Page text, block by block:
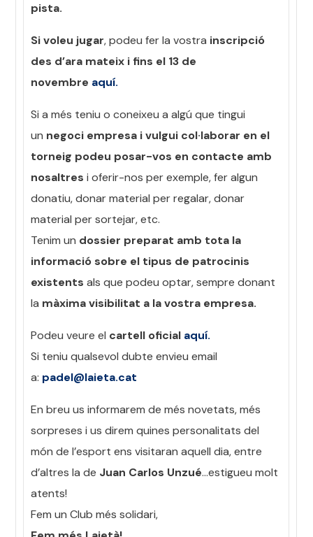
pista.
Si voleu jugar, podeu fer la vostra inscripció
des d’ara mateix i fins el 13 de
novembre aquí.
Si a més teniu o coneixeu a algú que tingui
un negoci empresa i vulgui col·laborar en el
torneig podeu posar-vos en contacte amb
nosaltres i oferir-nos per exemple, fer algun
donatiu, donar material per regalar, donar
material per sortejar, etc.
Tenim un dossier preparat amb tota la
informació sobre el tipus de patrocinis
existents als que podeu optar, sempre donant
la màxima visibilitat a la vostra empresa.
Podeu veure el cartell oficial aquí.
Si teniu qualsevol dubte envieu email
a: padel@laieta.cat
En breu us informarem de més novetats, més
sorpreses i us direm quines personalitats del
món de l’esport ens visitaran aquell dia, entre
d’altres la de Juan Carlos Unzué…estigueu molt
atents!
Fem un Club més solidari,